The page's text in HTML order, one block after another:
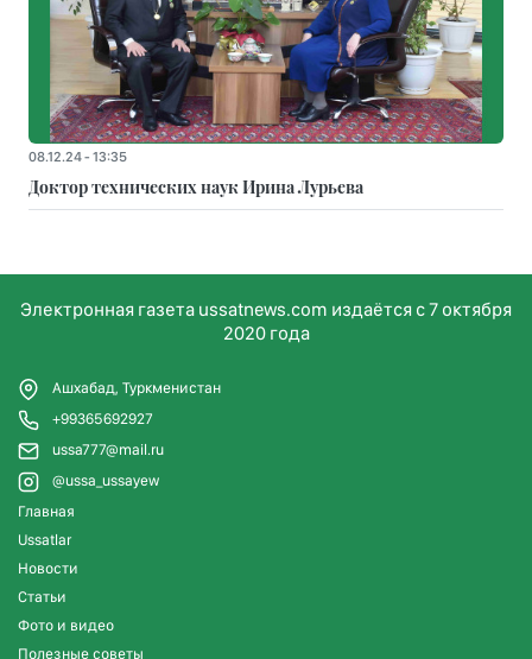
08.12.24 - 13:35
Доктор технических наук Ирина Лурьева
Электронная газета ussatnews.com издаётся с 7 октября
2020 года
Ашхабад, Туркменистан
+99365692927
ussa777@mail.ru
@ussa_ussayew
Главная
Ussatlar
Новости
Статьи
Фото и видео
Полезные советы